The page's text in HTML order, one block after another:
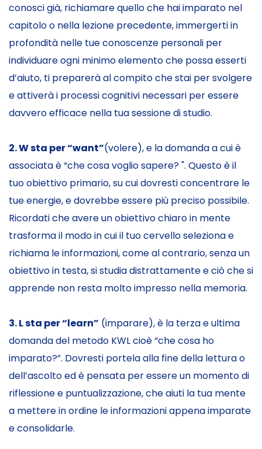
conosci già, richiamare quello che hai imparato nel
capitolo o nella lezione precedente, immergerti in
profondità nelle tue conoscenze personali per
individuare ogni minimo elemento che possa esserti
d’aiuto, ti preparerà al compito che stai per svolgere
e attiverà i processi cognitivi necessari per essere
davvero efficace nella tua sessione di studio.
2. W sta per “want”(volere), e la domanda a cui è
associata è “che cosa voglio sapere? ". Questo è il
tuo obiettivo primario, su cui dovresti concentrare le
tue energie, e dovrebbe essere più preciso possibile.
Ricordati che avere un obiettivo chiaro in mente
trasforma il modo in cui il tuo cervello seleziona e
richiama le informazioni, come al contrario, senza un
obiettivo in testa, si studia distrattamente e ciò che si
apprende non resta molto impresso nella memoria.
3. L sta per “learn” (imparare), è la terza e ultima
domanda del metodo KWL cioè “che cosa ho
imparato?”. Dovresti portela alla fine della lettura o
dell’ascolto ed è pensata per essere un momento di
riflessione e puntualizzazione, che aiuti la tua mente
a mettere in ordine le informazioni appena imparate
e consolidarle.